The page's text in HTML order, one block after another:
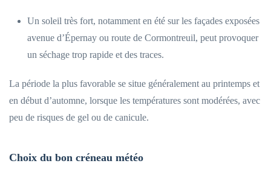
Un soleil très fort, notamment en été sur les façades exposées
avenue d’Épernay ou route de Cormontreuil, peut provoquer
un séchage trop rapide et des traces.
La période la plus favorable se situe généralement au printemps et
en début d’automne, lorsque les températures sont modérées, avec
peu de risques de gel ou de canicule.
Choix du bon créneau météo